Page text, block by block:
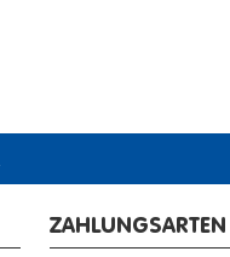
ZAHLUNGSARTEN